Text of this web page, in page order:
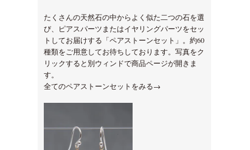
たくさんの天然石の中からよく似た二つの石を選
び、ピアスパーツまたはイヤリングパーツをセッ
トしてお届けする「ペアストーンセット」。約60
種類をご用意してお待ちしております。写真をク
リックすると別ウィンドで商品ページが開きま
す。
全てのペアストーンセットをみる→